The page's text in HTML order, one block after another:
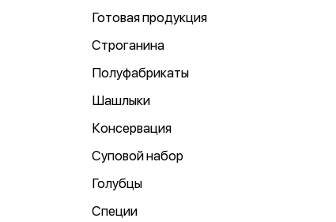
Готовая продукция
Строганина
Полуфабрикаты
Шашлыки
Консервация
Суповой набор
Голубцы
Специи